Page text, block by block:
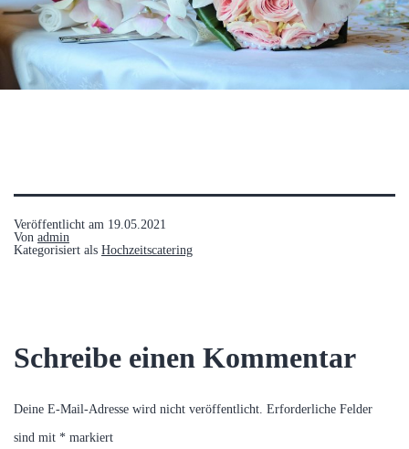
Veröffentlicht am 19.05.2021
Von admin
Kategorisiert als Hochzeitscatering
Schreibe einen Kommentar
Deine E-Mail-Adresse wird nicht veröffentlicht. Erforderliche Felder
sind mit * markiert